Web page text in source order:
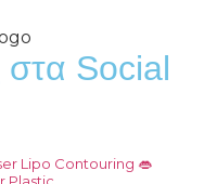
Social
Lipo Contouring 👄